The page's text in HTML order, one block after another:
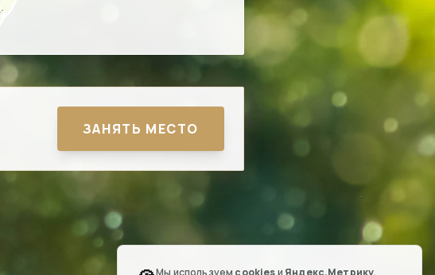
.
ЗАНЯТЬ МЕСТО
Мы используем cookiesи Яндекс.Метрику,